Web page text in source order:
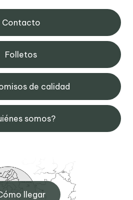
Contacto
Folletos
de calidad
somos?
llegar